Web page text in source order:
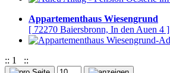
Appartementhaus Wiesengrund
[ 72270 Baiersbronn, In den Auen 4 ]
:: 1 ::